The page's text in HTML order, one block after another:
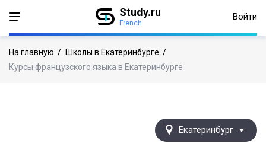
Study.ru
French
Войти
На главную / Школы в Екатеринбурге /
Курсы французского языка в Екатеринбурге
Екатеринбург